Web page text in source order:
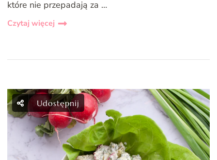
które nie przepadają za …
Czytaj więcej
Udostępnij